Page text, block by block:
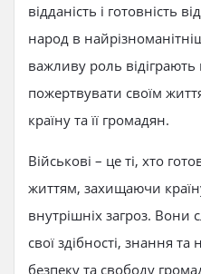
відданість і готовність
народ в
важливу роль відіграють
пожертвувати своїм
країну та її громадян.
Військові – це ті, хто
життям, захищаючи
внутрішніх загроз. Вони
свої здібності, знання
безпеку та свободу